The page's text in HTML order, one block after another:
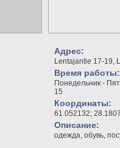
Адрес:
Lentajantie 17-19,
Время работы:
Понедельник -
15
Координаты:
61.052132;
Описание:
одежда, обувь,